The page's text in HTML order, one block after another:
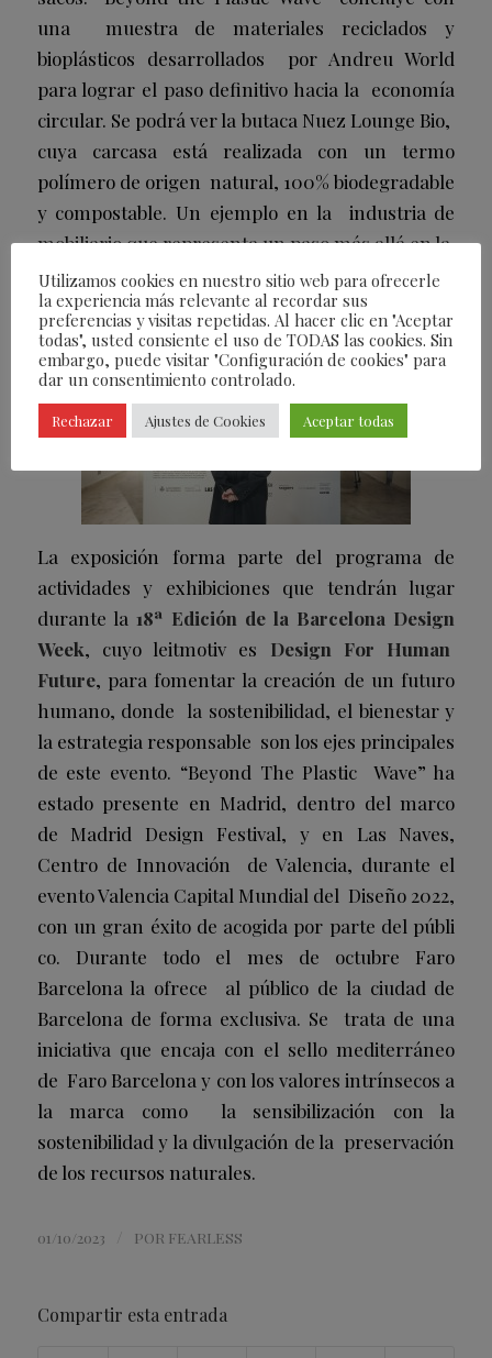
una muestra de materiales reciclados y
bioplásticos desarrollados por Andreu World
para lograr el paso definitivo hacia la economía
circular. Se podrá ver la butaca Nuez Lounge Bio,
cuya carcasa está realizada con un termo
polímero de origen natural, 100% biodegradable
y compostable. Un ejemplo en la industria de
mobiliario que representa un paso más allá en la
sostenibilidad.
La exposición forma parte del programa de
actividades y exhibiciones que tendrán lugar
durante la 18ª Edición de la Barcelona Design
Week, cuyo leitmotiv es Design For Human
Future, para fomentar la creación de un futuro
humano, donde la sostenibilidad, el bienestar y
la estrategia responsable son los ejes principales
de este evento. “Beyond The Plastic Wave” ha
estado presente en Madrid, dentro del marco
de Madrid Design Festival, y en Las Naves,
Centro de Innovación de Valencia, durante el
evento Valencia Capital Mundial del Diseño 2022,
con un gran éxito de acogida por parte del públi
co. Durante todo el mes de octubre Faro
Barcelona la ofrece al público de la ciudad de
Barcelona de forma exclusiva. Se trata de una
iniciativa que encaja con el sello mediterráneo
de Faro Barcelona y con los valores intrínsecos a
la marca como la sensibilización con la
sostenibilidad y la divulgación de la preservación
de los recursos naturales.
01/10/2023 POR FEARLESS
Compartir esta entrada
Utilizamos cookies en nuestro sitio web para ofrecerle
la experiencia más relevante al recordar sus
preferencias y visitas repetidas. Al hacer clic en "Aceptar
todas", usted consiente el uso de TODAS las cookies. Sin
embargo, puede visitar "Configuración de cookies" para
dar un consentimiento controlado.
Rechazar Ajustes de Cookies Aceptar todas